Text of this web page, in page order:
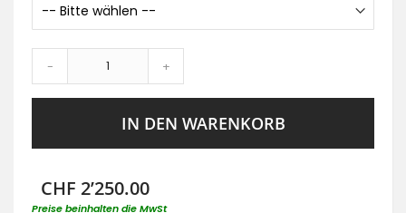
- +
IN DEN WARENKORB
CHF 2’250.00
Preise beinhalten die MwSt